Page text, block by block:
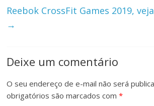
Reebok CrossFit Games 2019,
→
Deixe um comentário
O seu endereço de e-mail não será
obrigatórios são marcados com*